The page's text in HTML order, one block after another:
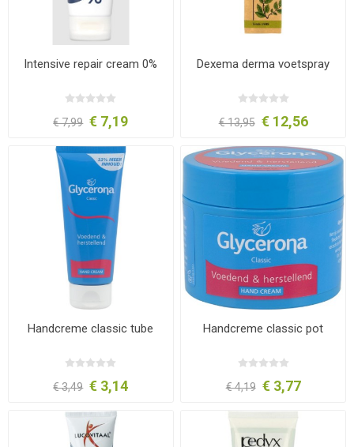
Intensive repair cream 0%
€ 7,99 € 7,19
Dexema derma voetspray
€ 13,95 € 12,56
Handcreme classic tube
€ 3,49 € 3,14
Handcreme classic pot
€ 4,19 € 3,77